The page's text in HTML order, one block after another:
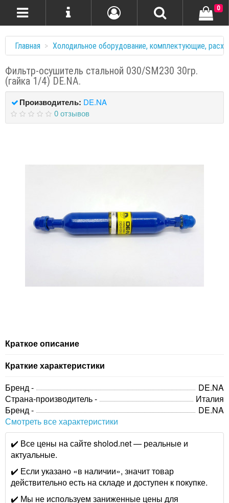
0
Главная Холодильное оборудование, комплектующие,
Фильтр-осушитель стальной 030/SM230 30гр.
(гайка 1/4) DE.NA.
Производитель: DE.NA
0 отзывов
Краткое описание
Краткие характеристики
Бренд -
DE.NA
Страна-производитель -
Италия
Бренд -
DE.NA
Смотреть все характеристики
✔️ Все цены на сайте sholod.net — реальные и
актуальные.
✔️ Если указано «в наличии», значит товар
действительно есть на складе и доступен к покупке.
✔️ Мы не используем заниженные цены для